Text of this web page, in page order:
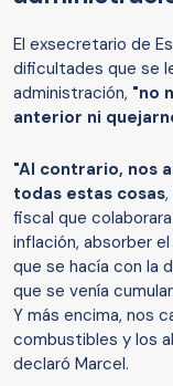
El exsecretario de
dificultades que se
administración, "no
anterior ni
"Al contrario, nos
todas estas cosas
fiscal que
inflación, absorber
que se hacía con la
que se venía
Y más encima, nos
combustibles y los
declaró Marcel.